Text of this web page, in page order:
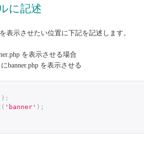
に記述
表示させたい位置に下記を記述します。
を表示させる場合
banner.php を表示させる
( 'banner' );